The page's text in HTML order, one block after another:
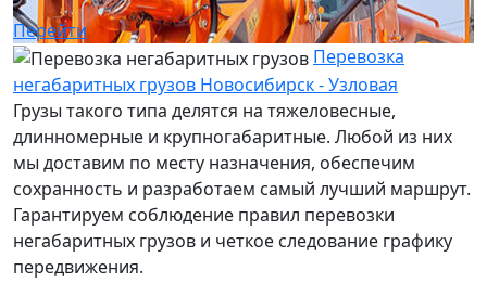
Перейти
Перевозка
негабаритных грузов Новосибирск - Узловая
Грузы такого типа делятся на тяжеловесные,
длинномерные и крупногабаритные. Любой из них
мы доставим по месту назначения, обеспечим
сохранность и разработаем самый лучший маршрут.
Гарантируем соблюдение правил перевозки
негабаритных грузов и четкое следование графику
передвижения.